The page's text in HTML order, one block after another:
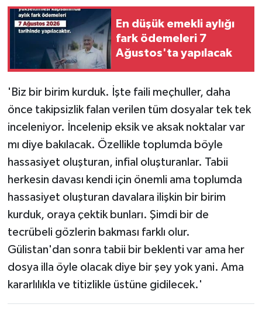
En düşük emekli aylığı
fark ödemeleri 7
Ağustos'ta yapılacak
'Biz bir birim kurduk. İşte faili meçhuller, daha
önce takipsizlik falan verilen tüm dosyalar tek tek
inceleniyor. İncelenip eksik ve aksak noktalar var
mı diye bakılacak. Özellikle toplumda böyle
hassasiyet oluşturan, infial oluşturanlar. Tabii
herkesin davası kendi için önemli ama toplumda
hassasiyet oluşturan davalara ilişkin bir birim
kurduk, oraya çektik bunları. Şimdi bir de
tecrübeli gözlerin bakması farklı olur.
Gülistan'dan sonra tabii bir beklenti var ama her
dosya illa öyle olacak diye bir şey yok yani. Ama
kararlılıkla ve titizlikle üstüne gidilecek.'